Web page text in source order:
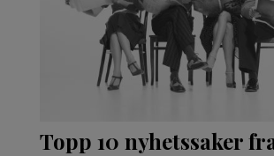
Topp 10 nyhetssaker